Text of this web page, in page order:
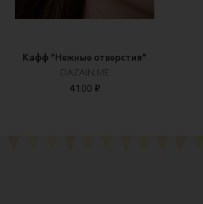
Кафф "Нежные отверстия"
DAZAIN.ME
4100 ₽